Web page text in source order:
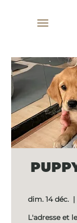
dim. 14 déc.
  |
L'adresse et